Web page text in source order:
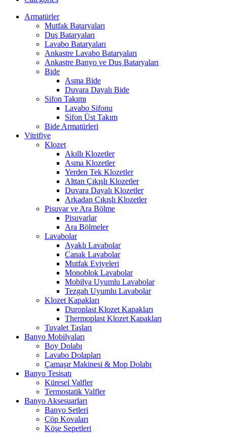
Armatürler
Mutfak Bataryaları
Duş Bataryaları
Lavabo Bataryaları
Ankastre Lavabo Bataryaları
Ankastre Banyo ve Duş Bataryaları
Bide
Asma Bide
Duvara Dayalı Bide
Sifon Takımı
Lavabo Sifonu
Sifon Üst Takım
Bide Armatürleri
Vitrifiye
Klozet
Akıllı Klozetler
Asma Klozetler
Yerden Tek Klozetler
Alttan Çıkışlı Klozetler
Duvara Dayalı Klozetler
Arkadan Çıkışlı Klozetler
Pisuvar ve Ara Bölme
Pisuvarlar
Ara Bölmeler
Lavabolar
Ayaklı Lavabolar
Çanak Lavabolar
Mutfak Eviyeleri
Monoblok Lavabolar
Mobilya Uyumlu Lavabolar
Tezgah Uyumlu Lavabolar
Klozet Kapakları
Duroplast Klozet Kapakları
Thermoplast Klozet Kapakları
Tuvalet Taşları
Banyo Mobilyaları
Boy Dolabı
Lavabo Dolapları
Çamaşır Makinesi & Mop Dolabı
Banyo Tesisatı
Küresel Valfler
Termostatik Valfler
Banyo Aksesuarları
Banyo Setleri
Çöp Kovaları
Köşe Sepetleri